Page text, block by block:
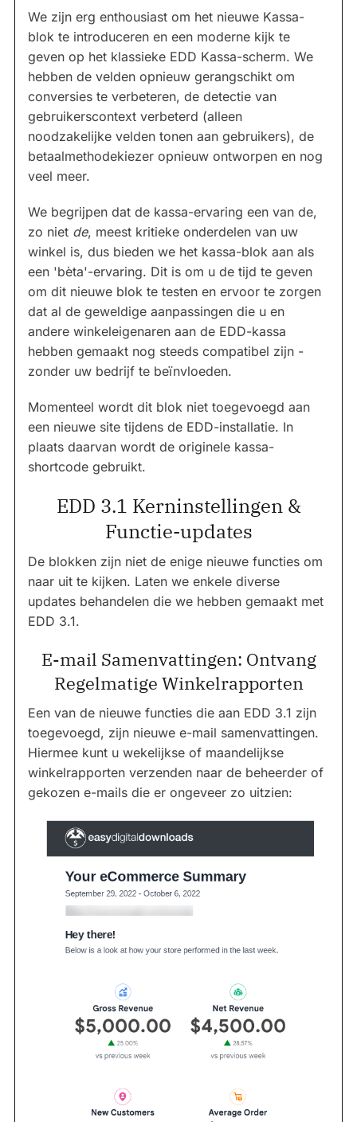
We zijn erg enthousiast om het nieuwe Kassa-
blok te introduceren en een moderne kijk te
geven op het klassieke EDD Kassa-scherm. We
hebben de velden opnieuw gerangschikt om
conversies te verbeteren, de detectie van
gebruikerscontext verbeterd (alleen
noodzakelijke velden tonen aan gebruikers), de
betaalmethodekiezer opnieuw ontworpen en nog
veel meer.
We begrijpen dat de kassa-ervaring een van de,
zo niet de, meest kritieke onderdelen van uw
winkel is, dus bieden we het kassa-blok aan als
een 'bèta'-ervaring. Dit is om u de tijd te geven
om dit nieuwe blok te testen en ervoor te zorgen
dat al de geweldige aanpassingen die u en
andere winkeleigenaren aan de EDD-kassa
hebben gemaakt nog steeds compatibel zijn -
zonder uw bedrijf te beïnvloeden.
Momenteel wordt dit blok niet toegevoegd aan
een nieuwe site tijdens de EDD-installatie. In
plaats daarvan wordt de originele kassa-
shortcode gebruikt.
EDD 3.1 Kerninstellingen &
Functie-updates
De blokken zijn niet de enige nieuwe functies om
naar uit te kijken. Laten we enkele diverse
updates behandelen die we hebben gemaakt met
EDD 3.1.
E-mail Samenvattingen: Ontvang
Regelmatige Winkelrapporten
Een van de nieuwe functies die aan EDD 3.1 zijn
toegevoegd, zijn nieuwe e-mail samenvattingen.
Hiermee kunt u wekelijkse of maandelijkse
winkelrapporten verzenden naar de beheerder of
gekozen e-mails die er ongeveer zo uitzien: